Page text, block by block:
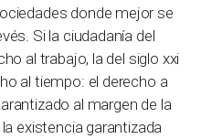
donde mejor se
Si la ciudadanía del
al trabajo, la del siglo xxi
al tiempo: el derecho a
al margen de la
existencia garantizada